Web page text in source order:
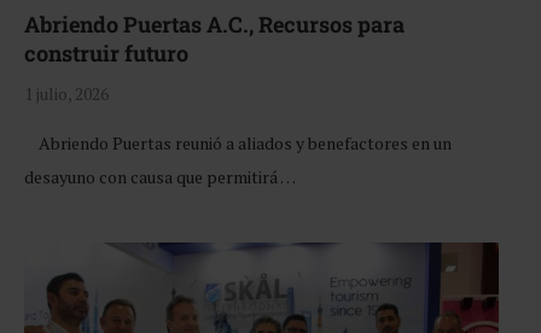
Abriendo Puertas A.C., Recursos para
construir futuro
1 julio, 2026
Abriendo Puertas reunió a aliados y benefactores en un
desayuno con causa que permitirá …